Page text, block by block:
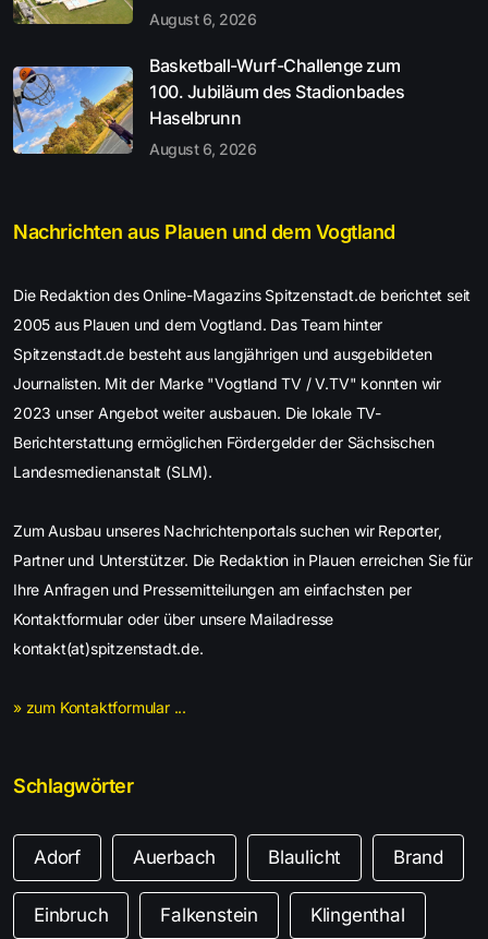
August 6, 2026
Basketball-Wurf-Challenge zum
100. Jubiläum des Stadionbades
Haselbrunn
August 6, 2026
Nachrichten aus Plauen und dem Vogtland
Die Redaktion des Online-Magazins Spitzenstadt.de berichtet seit
2005 aus Plauen und dem Vogtland. Das Team hinter
Spitzenstadt.de besteht aus langjährigen und ausgebildeten
Journalisten. Mit der Marke "Vogtland TV / V.TV" konnten wir
2023 unser Angebot weiter ausbauen. Die lokale TV-
Berichterstattung ermöglichen Fördergelder der Sächsischen
Landesmedienanstalt (SLM).
Zum Ausbau unseres Nachrichtenportals suchen wir Reporter,
Partner und Unterstützer. Die Redaktion in Plauen erreichen Sie für
Ihre Anfragen und Pressemitteilungen am einfachsten per
Kontaktformular oder über unsere Mailadresse
kontakt(at)spitzenstadt.de.
» zum Kontaktformular ...
Schlagwörter
Adorf Auerbach Blaulicht Brand
Einbruch Falkenstein Klingenthal